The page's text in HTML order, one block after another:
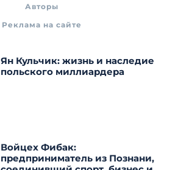
Авторы
Реклама на сайте
Ян Кульчик: жизнь и наследие
польского миллиардера
Войцех Фибак:
предприниматель из Познани,